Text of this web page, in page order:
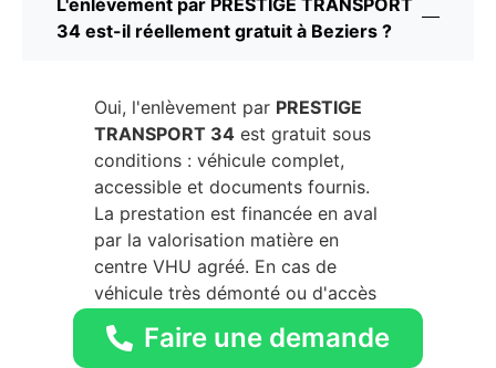
34 est-il réellement gratuit à Beziers ?
Oui, l'enlèvement par PRESTIGE
TRANSPORT 34 est gratuit sous
conditions : véhicule complet,
accessible et documents fournis.
La prestation est financée en aval
par la valorisation matière en
centre VHU agréé. En cas de
véhicule très démonté ou d'accès
34vous communique un devis
Faire une demande